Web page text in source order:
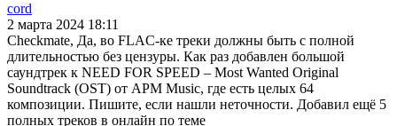
cord
2 марта 2024 18:11
Checkmate, Да, во FLAC-ке треки должны быть с полной
длительностью без цензуры. Как раз добавлен большой
саундтрек к NEED FOR SPEED – Most Wanted Original
Soundtrack (OST) от APM Music, где есть целых 64
композиции. Пишите, если нашли неточности. Добавил ещё 5
полных треков в онлайн по теме